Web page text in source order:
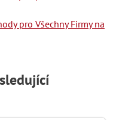
pro Všechny Firmy na